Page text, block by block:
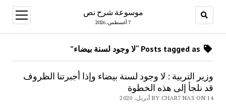
موسوعة شرح نص
7 أغسطس، 2026
open
menu
وزير التربية : لا وجود لسنة بيضاء وإذا أجبرتنا الظروف
قد نلجأ إلى هذه الخطوة
BY CHAR7 NAS ON 14 أبريل، 2020